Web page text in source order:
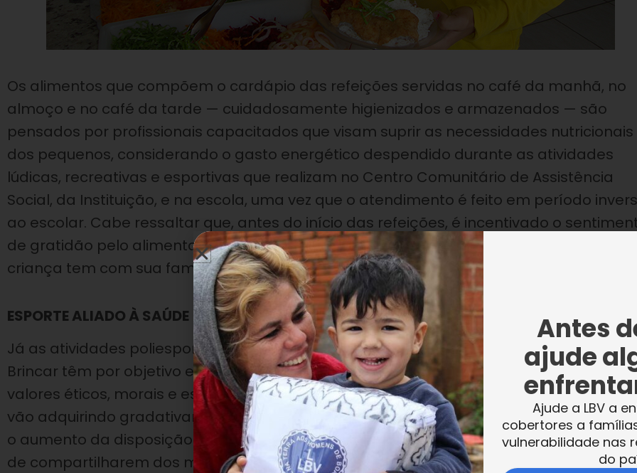
Os alimentos que compõem o cardápio das refeições servidas no café da manhã, no
almoço e no café da tarde — cuidadosamente higienizados e armazenados — são
pensados por profissionais capacitados que visam suprir as necessidades nutricionais
dos pequenos, considerando o gasto energético despendido durante as atividades
lúdicas, recreativas e esportivas que realizam no Centro Comunitário de Assistência
Social, da Instituição, e na escola, uma vez que o atendimento é feito em período
ao escolar. Cabe ressaltar que, antes do início das refeições, é incentivado o
de gratidão pelo alimento na mesa, respeitando a crença e a filosofia de vida que cada
criança tem com sua família.
ESPORTE ALIADO À SAÚDE
Já as atividades poliesportivas e de recreação realizadas por meio da Oficina do
Brincar têm por objetivo estimular o público infantojuvenil a trabalhar, além do corpo,
valores éticos, morais e espirituais. Ao passo que os participantes
vão adquirindo gradativamente um excelente condicionamento físico e, naturalmente,
o aumento da disposição para desempenhar outras tarefas ao longo do dia, pelo fato
de compartilharem dos mesmos espaços e instrumentos pedagógicos, acabam por
Antes
ajude
Ajude a LBV a
cobertores a
vulnerabilidade nas
do